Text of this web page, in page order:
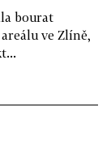
bourat
ve Zlíně,